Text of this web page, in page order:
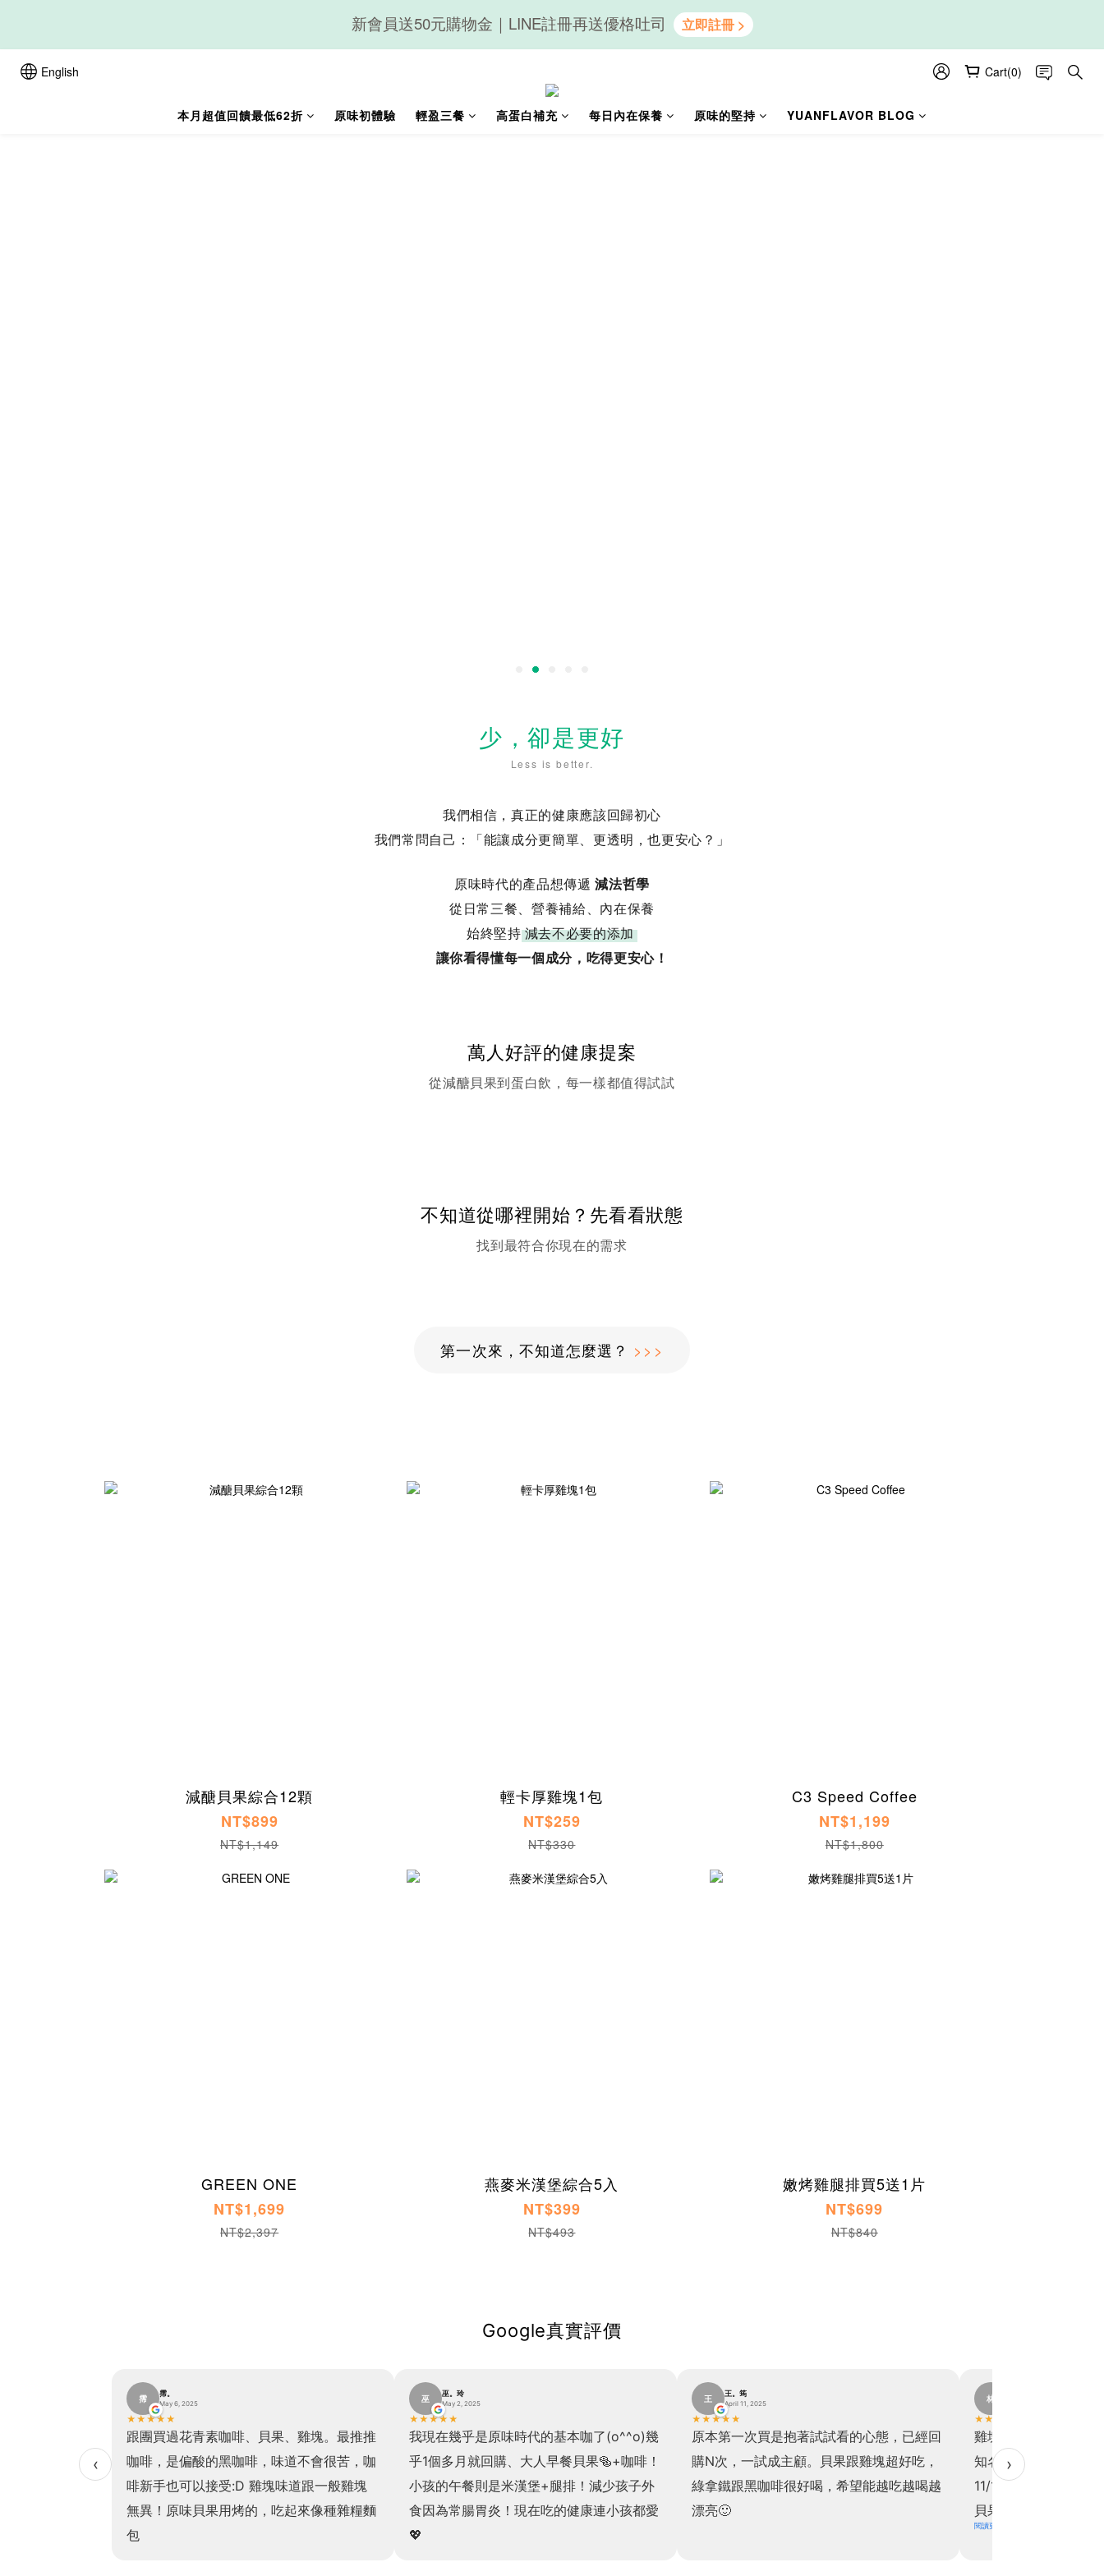
隨心享受｜貝果任選6組$899
新會員送50元購物金｜LINE註冊再送優格吐司
English Cart(0)
本月超值回饋最低62折 原味初體驗 輕盈三餐 高蛋白補充 每日內在保養 原味的堅持 YUANFLAVOR BLOG
少，卻是更好
Less is better.
我們相信，真正的健康應該回歸初心
我們常問自己：「能讓成分更簡單、更透明，也更安心？」
原味時代的產品想傳遞減法哲學
從日常三餐、營養補給、內在保養
始終堅持 減去不必要的添加
讓你看得懂每一個成分，吃得更安心！
萬人好評的健康提案
從減醣貝果到蛋白飲，每一樣都值得試試
不知道從哪裡開始？先看看狀態
找到最符合你現在的需求
第一次來，不知道怎麼選？ >>>
減醣貝果綜合12顆
NT$899
NT$1,149
輕卡厚雞塊1包
NT$259
NT$330
C3 Speed Coffee
NT$1,199
NT$1,800
GREEN ONE
NT$1,699
NT$2,397
燕麥米漢堡綜合5入
NT$399
NT$493
嫩烤雞腿排買5送1片
NT$699
NT$840
Google真實評價
‹
有飽足感且吃
我最愛的是高
霈 霈。
May 6, 2025
★ ★ ★★ ★
跟團買過花青素咖啡、貝果、雞塊。最推推
咖啡，是偏酸的黑咖啡，味道不會很苦，咖
啡新手也可以接受:D 雞塊味道跟一般雞塊
無異！原味貝果用烤的，吃起來像種雜糧麵
包
巫 巫。玲
May 2, 2025
★ ★ ★★ ★
我現在幾乎是原味時代的基本咖了(o^^o)幾
乎1個多月就回購、大人早餐貝果🥯+咖啡！
小孩的午餐則是米漢堡+腿排！減少孩子外
食因為常腸胃炎！現在吃的健康連小孩都愛
💖
王 王。筠
April 11, 2025
★ ★ ★★ ★
原本第一次買是抱著試試看的心態，已經回
購N次，一試成主顧。貝果跟雞塊超好吃，
綠拿鐵跟黑咖啡很好喝，希望能越吃越喝越
漂亮🙂
林
★ ★
雞塊真的超級超級超
知名速食好吃！！於
11/11直接下單買六送
貝果也是，關於飲食
上天派來讓我解饞的
閱讀更多
›